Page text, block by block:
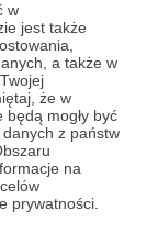
w
jest także
a także w
że w
mogły być
z państw
na
prywatności.
już teraz!